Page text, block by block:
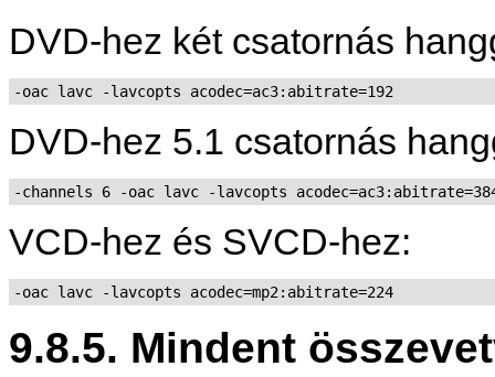
DVD-hez két csatornás
-oac lavc -lavcopts acodec=ac3:abitrate=192
DVD-hez 5.1 csatornás
-channels 6 -oac lavc -lavcopts
VCD-hez és SVCD-hez:
-oac lavc -lavcopts acodec=mp2:abitrate=224
9.8.5. Mindent